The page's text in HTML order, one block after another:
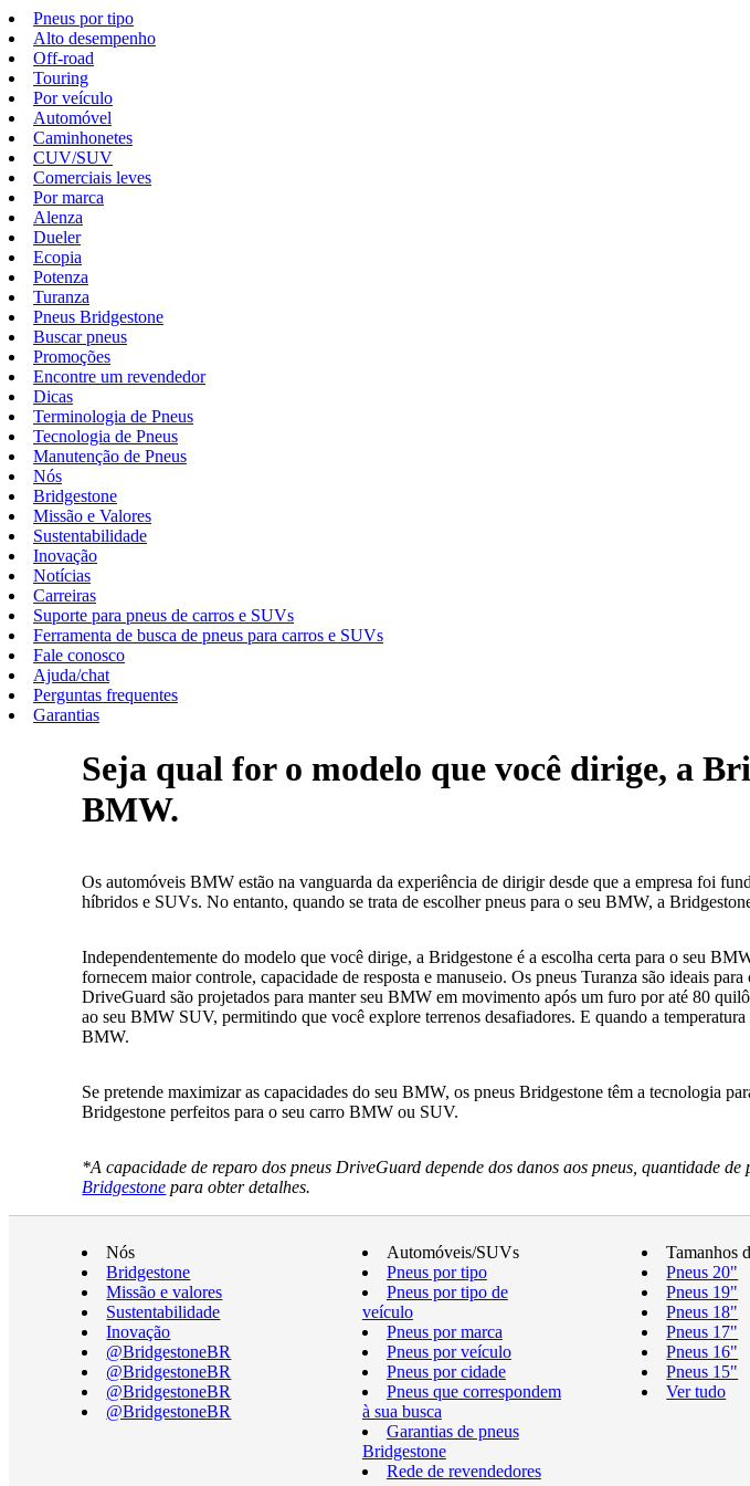
Pneus por tipo
Alto desempenho
Off-road
Touring
Por veículo
Automóvel
Caminhonetes
CUV/SUV
Comerciais leves
Por marca
Alenza
Dueler
Ecopia
Potenza
Turanza
Pneus Bridgestone
Buscar pneus
Promoções
Encontre um revendedor
Dicas
Terminologia de Pneus
Tecnologia de Pneus
Manutenção de Pneus
Nós
Bridgestone
Missão e Valores
Sustentabilidade
Inovação
Notícias
Carreiras
Suporte para pneus de carros e SUVs
Ferramenta de busca de pneus para carros e SUVs
Fale conosco
Ajuda/chat
Perguntas frequentes
Garantias
Seja qual for o modelo que você dirige, a
BMW.
Os automóveis BMW estão na vanguarda da experiência de dirigir desde que a empresa foi
híbridos e SUVs. No entanto, quando se trata de escolher pneus para o seu BMW, a
Independentemente do modelo que você dirige, a Bridgestone é a escolha certa para o seu
fornecem maior controle, capacidade de resposta e manuseio. Os pneus Turanza são ideais
DriveGuard são projetados para manter seu BMW em movimento após um furo por até 80
ao seu BMW SUV, permitindo que você explore terrenos desafiadores. E quando a
BMW.
Se pretende maximizar as capacidades do seu BMW, os pneus Bridgestone têm a tecnologia
Bridgestone perfeitos para o seu carro BMW ou SUV.
*A capacidade de reparo dos pneus DriveGuard depende dos danos aos pneus, quantidade
Bridgestone para obter detalhes.
Nós
Bridgestone
Missão e valores
Sustentabilidade
Inovação
@BridgestoneBR
@BridgestoneBR
@BridgestoneBR
@BridgestoneBR
Automóveis/SUVs
Pneus por tipo
Pneus por tipo de
veículo
Pneus por marca
Pneus por veículo
Pneus por cidade
Pneus que correspondem
à sua busca
Garantias de pneus
Bridgestone
Rede de revendedores
Tamanhos
Pneus 20"
Pneus 19"
Pneus 18"
Pneus 17"
Pneus 16"
Pneus 15"
Ver tudo